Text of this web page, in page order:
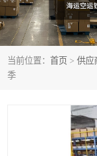
当前位置： 首页 > 供应
季
门
墨西哥海运/空运
门